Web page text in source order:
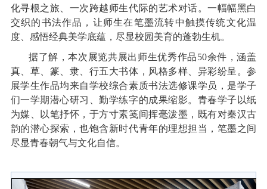
化寻根之旅、一次跨越师生代际的艺术对话。一幅幅黑白
交织的书法作品，让师生在笔墨流转中触摸传统文化温
度、感悟经典美学底蕴，尽显校园美育的蓬勃生机。
据了解，本次展览共展出师生优秀作品50余件，涵盖
真、草、篆、隶、行五大书体，风格多样、异彩纷呈。参
展学生作品均来自学校综合素质书法选修课学员，是学子
们一学期潜心研习、勤学练字的成果缩影。青春学子以纸
为媒、以笔抒怀，于方寸素笺间挥毫泼墨，既有对秦汉古
韵的潜心探索，也饱含新时代青年的理想担当，笔墨之间
尽显青春朝气与文化自信。